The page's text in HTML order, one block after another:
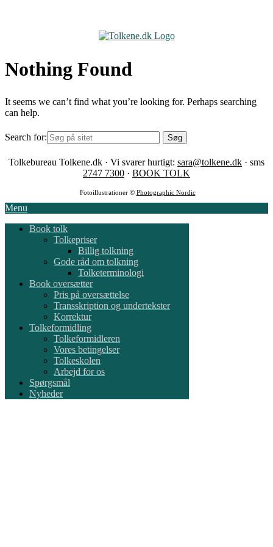
Nothing Found
It seems we can’t find what you’re looking for. Perhaps searching
can help.
Search for:
Tolkebureau Tolkene.dk · Vi svarer hurtigt: sara@tolkene.dk · sms
2747 7300 · BOOK TOLK
Fotoillustrationer © Photographic Nordic
Menu
Book tolk
Tolkepriser
Billig tolkning
Gode råd om tolkning
Tolketerminologi
Book oversætter
Pris på oversættelse
Transskription og undertekster
Korrektur
Tolkeformidling
Tolkeformidleren
Vores betingelser
Tolkeskolen
Arbejd for os
Spørgsmål
Nyheder